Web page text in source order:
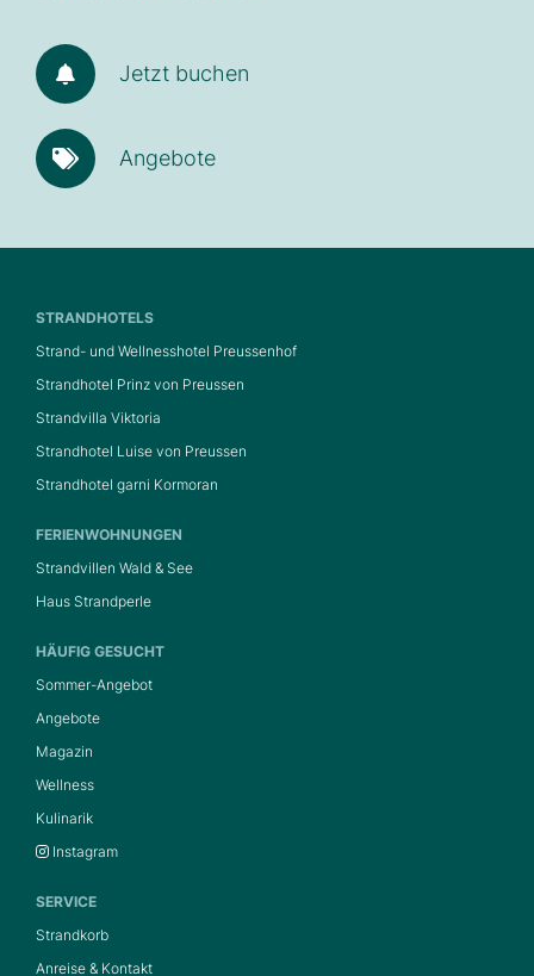
Jetzt buchen
Angebote
STRANDHOTELS
Strand- und Wellnesshotel Preussenhof
Strandhotel Prinz von Preussen
Strandvilla Viktoria
Strandhotel Luise von Preussen
Strandhotel garni Kormoran
FERIENWOHNUNGEN
Strandvillen Wald & See
Haus Strandperle
HÄUFIG GESUCHT
Sommer-Angebot
Angebote
Magazin
Wellness
Kulinarik
Instagram
SERVICE
Strandkorb
Anreise & Kontakt